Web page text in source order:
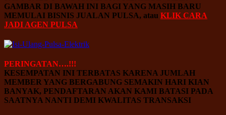
GAMBAR DI BAWAH INI BAGI YANG MASIH BARU
MEMULAI BISNIS JUALAN PULSA, atau KLIK CARA
JADI AGEN PULSA
PERINGATAN….!!!
KESEMPATAN INI TERBATAS KARENA JUMLAH
MEMBER YANG BERGABUNG SEMAKIN HARI KIAN
BANYAK, PENDAFTARAN AKAN KAMI BATASI PADA
SAATNYA NANTI DEMI KWALITAS TRANSAKSI